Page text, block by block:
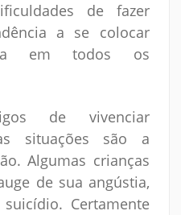
de fazer
a se colocar
em todos os
de vivenciar
situações são a
Algumas crianças
de sua angústia,
Certamente